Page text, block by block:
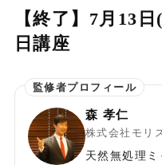
【終了】7月13
日講座
森 孝仁
株式会社モリ
天然無処理